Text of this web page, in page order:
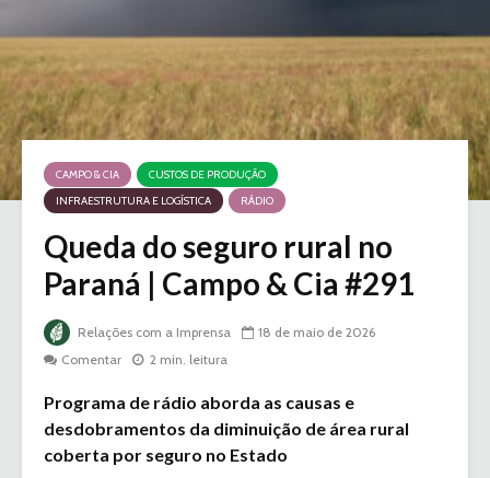
CAMPO & CIA
CUSTOS DE PRODUÇÃO
INFRAESTRUTURA E LOGÍSTICA
RÁDIO
Queda do seguro rural no
Paraná | Campo & Cia #291
Relações com a Imprensa
18 de maio de 2026
Comentar
2 min. leitura
Programa de rádio aborda as causas e
desdobramentos da diminuição de área rural
coberta por seguro no Estado